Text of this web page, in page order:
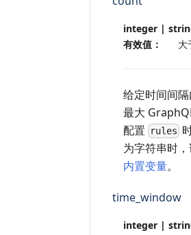
integer |
有效值：
大
给定时间间
最大
配置
rules
为字符串时
内置变量。
time_window
integer |